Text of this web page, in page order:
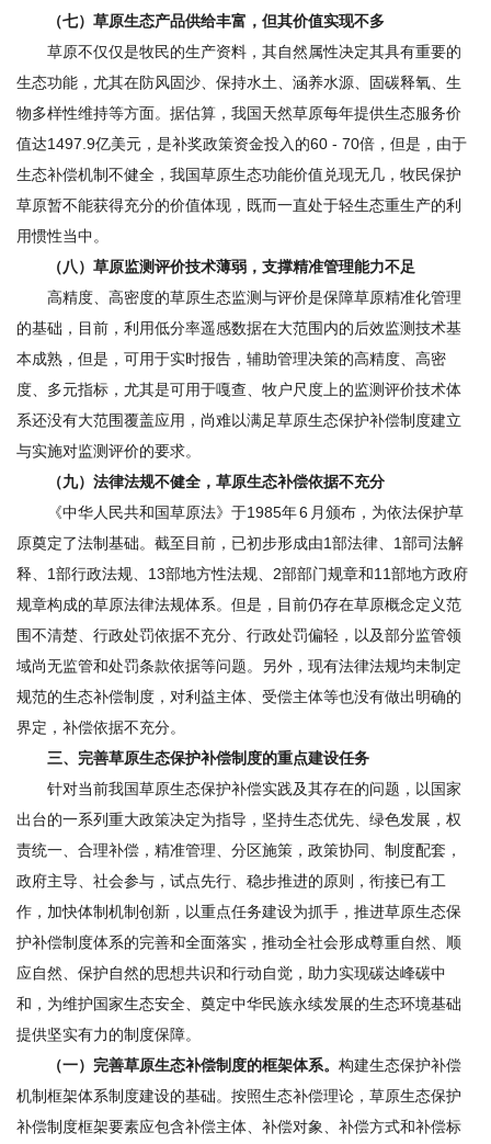
（七）草原生态产品供给丰富，但其价值实现不多
草原不仅仅是牧民的生产资料，其自然属性决定其具有重要的
生态功能，尤其在防风固沙、保持水土、涵养水源、固碳释氧、生
物多样性维持等方面。据估算，我国天然草原每年提供生态服务价
值达1497.9亿美元，是补奖政策资金投入的60 - 70倍，但是，由于
生态补偿机制不健全，我国草原生态功能价值兑现无几，牧民保护
草原暂不能获得充分的价值体现，既而一直处于轻生态重生产的利
用惯性当中。
（八）草原监测评价技术薄弱，支撑精准管理能力不足
高精度、高密度的草原生态监测与评价是保障草原精准化管理
的基础，目前，利用低分率遥感数据在大范围内的后效监测技术基
本成熟，但是，可用于实时报告，辅助管理决策的高精度、高密
度、多元指标，尤其是可用于嘎查、牧户尺度上的监测评价技术体
系还没有大范围覆盖应用，尚难以满足草原生态保护补偿制度建立
与实施对监测评价的要求。
（九）法律法规不健全，草原生态补偿依据不充分
《中华人民共和国草原法》于1985年 6 月颁布，为依法保护草
原奠定了法制基础。截至目前，已初步形成由1部法律、1部司法解
释、1部行政法规、13部地方性法规、2部部门规章和11部地方政府
规章构成的草原法律法规体系。但是，目前仍存在草原概念定义范
围不清楚、行政处罚依据不充分、行政处罚偏轻，以及部分监管领
域尚无监管和处罚条款依据等问题。另外，现有法律法规均未制定
规范的生态补偿制度，对利益主体、受偿主体等也没有做出明确的
界定，补偿依据不充分。
三、完善草原生态保护补偿制度的重点建设任务
针对当前我国草原生态保护补偿实践及其存在的问题，以国家
出台的一系列重大政策决定为指导，坚持生态优先、绿色发展，权
责统一、合理补偿，精准管理、分区施策，政策协同、制度配套，
政府主导、社会参与，试点先行、稳步推进的原则，衔接已有工
作，加快体制机制创新，以重点任务建设为抓手，推进草原生态保
护补偿制度体系的完善和全面落实，推动全社会形成尊重自然、顺
应自然、保护自然的思想共识和行动自觉，助力实现碳达峰碳中
和，为维护国家生态安全、奠定中华民族永续发展的生态环境基础
提供坚实有力的制度保障。
（一）完善草原生态补偿制度的框架体系。 构建生态保护补偿
机制框架体系制度建设的基础。按照生态补偿理论，草原生态保护
补偿制度框架要素应包含补偿主体、补偿对象、补偿方式和补偿标